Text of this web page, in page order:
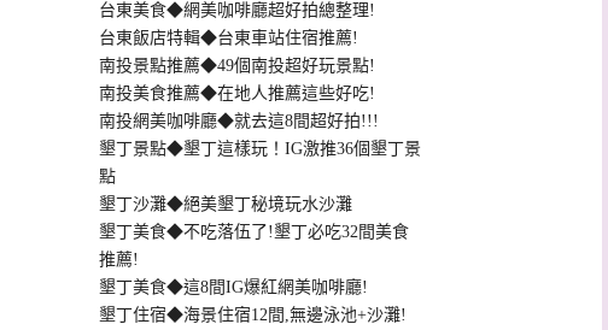
台東美食◆網美咖啡廳超好拍總整理!
台東飯店特輯◆台東車站住宿推薦!
南投景點推薦◆49個南投超好玩景點!
南投美食推薦◆在地人推薦這些好吃!
南投網美咖啡廳◆就去這8間超好拍!!!
墾丁景點◆墾丁這樣玩！IG激推36個墾丁景
點
墾丁沙灘◆絕美墾丁秘境玩水沙灘
墾丁美食◆不吃落伍了!墾丁必吃32間美食
推薦!
墾丁美食◆這8間IG爆紅網美咖啡廳!
墾丁住宿◆海景住宿12間,無邊泳池+沙灘!